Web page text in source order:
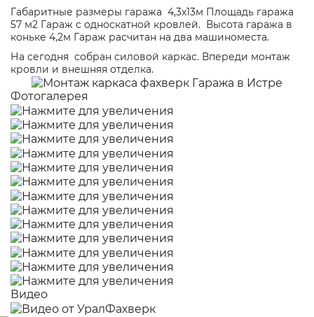
Габаритные размеры гаража 4,3х13м Площадь гаража
57 м2 Гараж с односкатной кровлей. Высота гаража в
коньке 4,2м Гараж расчитан на два машиноместа.
На сегодня собран силовой каркас. Впереди монтаж
кровли и внешняя отделка.
Фотогалерея
Видео